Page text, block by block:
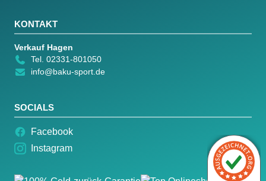
KONTAKT
Verkauf Hagen
Tel. 02331-801050
info@baku-sport.de
SOCIALS
Facebook
Instagram